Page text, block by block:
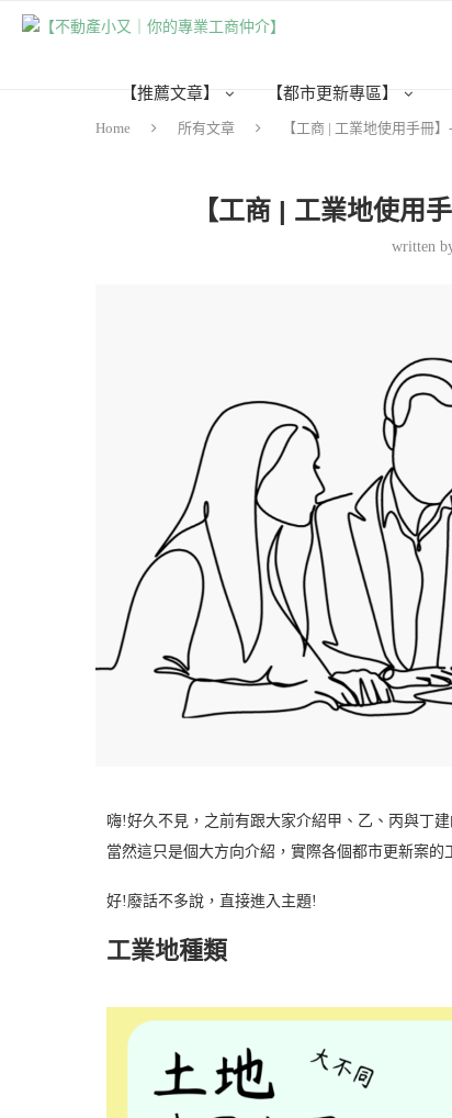
【推薦文章】 【都市更新專區】
Home 所有文章 【工商 | 工業地使用手冊
【工商 | 工業地使用
written
嗨!好久不見，之前有跟大家介紹甲、乙、丙與丁
當然這只是個大方向介紹，實際各個都市更新案
好!廢話不多說，直接進入主題!
工業地種類